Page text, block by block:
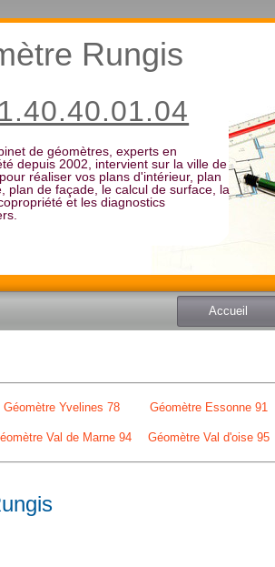
de géomètres, experts en
depuis 2002, intervient sur la ville de
réaliser vos plans d'intérieur, plan
plan de façade, le calcul de surface, la
et les diagnostics
Rungis
Accueil
Géomètre Yvelines 78 Géomètre Essonne 91
Val de Marne 94 Géomètre Val d'oise 95